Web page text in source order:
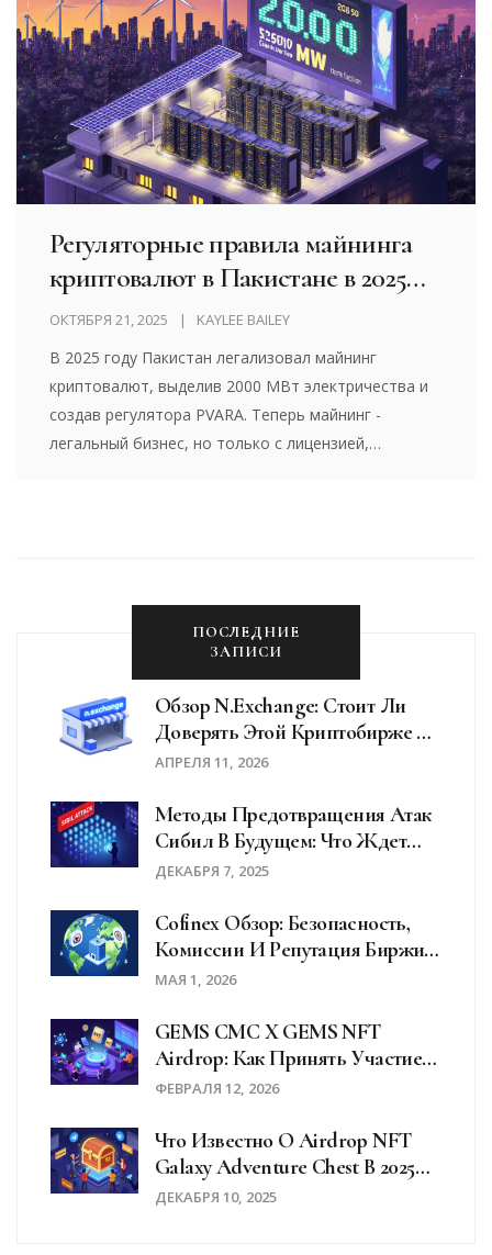
Регуляторные правила майнинга
криптовалют в Пакистане в 2025
году
ОКТЯБРЯ 21, 2025 KAYLEE BAILEY
В 2025 году Пакистан легализовал майнинг
криптовалют, выделив 2000 МВт электричества и
создав регулятора PVARA. Теперь майнинг -
легальный бизнес, но только с лицензией,
ПОСЛЕДНИЕ
ЗАПИСИ
Обзор N.exchange: Стоит Ли
Доверять Этой Криптобирже В
2026 Году?
АПРЕЛЯ 11, 2026
Методы Предотвращения Атак
Сибил В Будущем: Что Ждет
Блокчейн
ДЕКАБРЯ 7, 2025
Cofinex Обзор: Безопасность,
Комиссии И Репутация Биржи В
2026 Году
МАЯ 1, 2026
GEMS CMC X GEMS NFT
Airdrop: Как Принять Участие
И Что Дают Награды На
ФЕВРАЛЯ 12, 2026
Что Известно О Airdrop NFT
Galaxy Adventure Chest В 2025
Году
ДЕКАБРЯ 10, 2025